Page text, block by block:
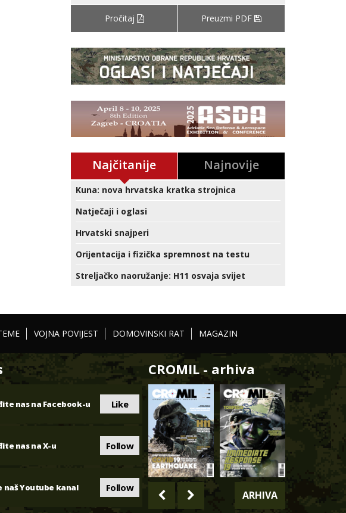
Pročitaj Preuzmi PDF
Najčitanije Najnovije
Kuna: nova hrvatska kratka strojnica
Natječaji i oglasi
Hrvatski snajperi
Orijentacija i fizička spremnost na testu
Streljačko naoružanje: H11 osvaja svijet
VOJNA POVIJEST DOMOVINSKI RAT MAGAZIN
nas na Facebook-u Like
nas na X-u Follow
naš Youtube kanal Follow
CROMIL - arhiva
ARHIVA